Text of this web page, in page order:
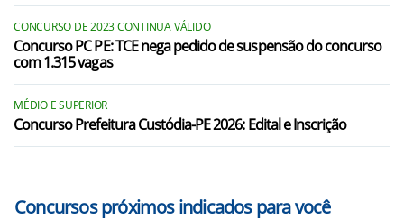
Brejo da Madre de Deus/PE
Caruaru/PE
Casinhas/PE
CONCURSO DE 2023 CONTINUA VÁLIDO
Concurso PC PE: TCE nega pedido de suspensão do concurso
com 1.315 vagas
MÉDIO E SUPERIOR
Concurso Prefeitura Custódia-PE 2026: Edital e Inscrição
Concursos próximos indicados para você